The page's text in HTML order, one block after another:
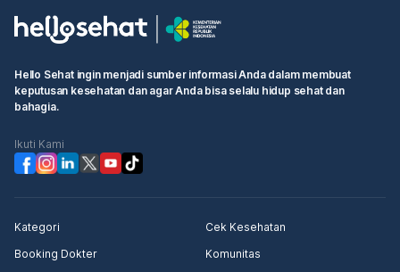
Hello Sehat ingin menjadi sumber informasi Anda dalam membuat
keputusan kesehatan dan agar Anda bisa selalu hidup sehat dan
bahagia.
Ikuti Kami
Kategori
Cek Kesehatan
Booking Dokter
Komunitas